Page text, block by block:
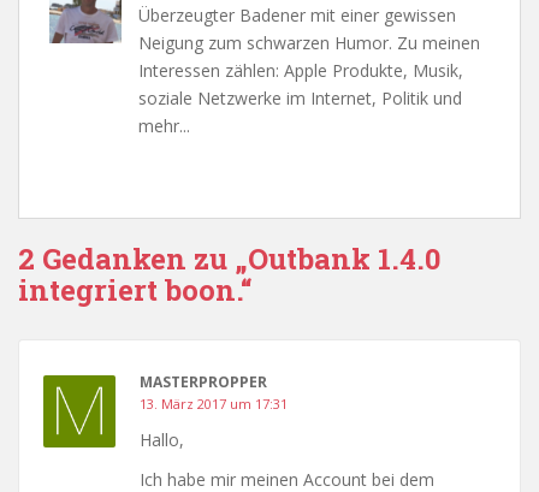
Überzeugter Badener mit einer gewissen
Neigung zum schwarzen Humor. Zu meinen
Interessen zählen: Apple Produkte, Musik,
soziale Netzwerke im Internet, Politik und
mehr...
2 Gedanken zu „Outbank 1.4.0
integriert boon.“
MASTERPROPPER
13. März 2017 um 17:31
Hallo,
Ich habe mir meinen Account bei dem